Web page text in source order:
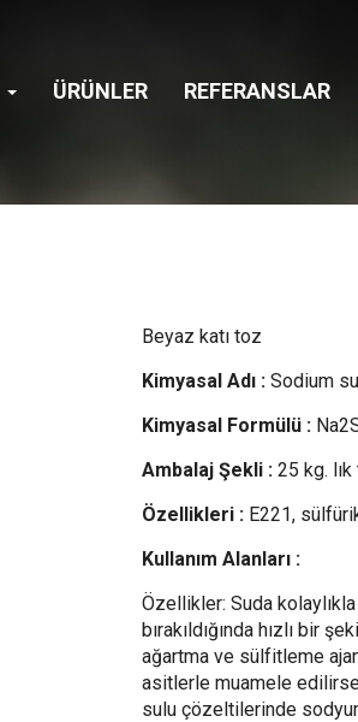
ÜRÜNLER REFERANSLAR
Beyaz katı toz
Kimyasal Adı : Sodium
Kimyasal Formülü :
Ambalaj Şekli : 25 kg.
Özellikleri : E221,
Kullanım Alanları :
Özellikler: Suda
bırakıldığında hızlı bir
ağartma ve sülfitleme
asitlerle muamele
sulu çözeltilerinde